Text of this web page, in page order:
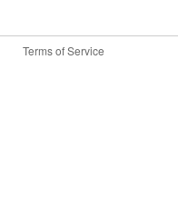
Terms of Service